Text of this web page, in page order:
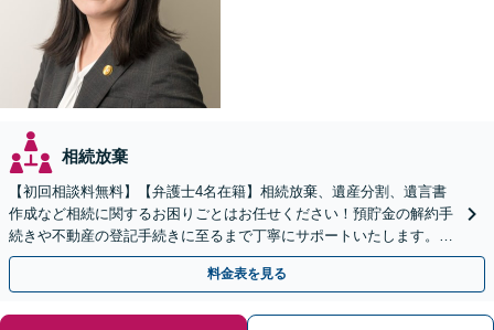
相続放棄
【初回相談料無料】【弁護士4名在籍】相続放棄、遺産分割、遺言書
作成など相続に関するお困りごとはお任せください！預貯金の解約手
続きや不動産の登記手続きに至るまで丁寧にサポートいたします。
【堅田駅東口徒歩4分】【無料駐車場あり】
料金表を見る